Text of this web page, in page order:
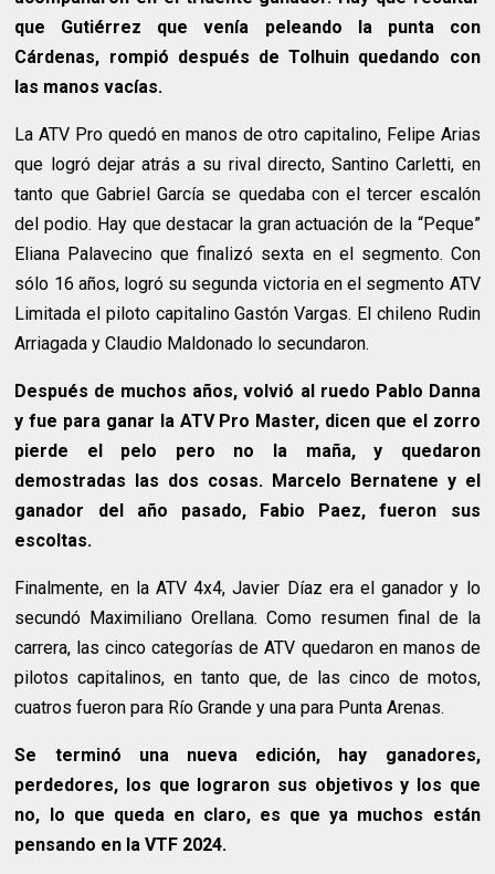
que Gutiérrez que venía peleando la punta con
Cárdenas, rompió después de Tolhuin quedando con
las manos vacías.
La ATV Pro quedó en manos de otro capitalino, Felipe Arias
que logró dejar atrás a su rival directo, Santino Carletti, en
tanto que Gabriel García se quedaba con el tercer escalón
del podio. Hay que destacar la gran actuación de la “Peque”
Eliana Palavecino que finalizó sexta en el segmento. Con
sólo 16 años, logró su segunda victoria en el segmento ATV
Limitada el piloto capitalino Gastón Vargas. El chileno Rudin
Arriagada y Claudio Maldonado lo secundaron.
Después de muchos años, volvió al ruedo Pablo Danna
y fue para ganar la ATV Pro Master, dicen que el zorro
pierde el pelo pero no la maña, y quedaron
demostradas las dos cosas. Marcelo Bernatene y el
ganador del año pasado, Fabio Paez, fueron sus
escoltas.
Finalmente, en la ATV 4x4, Javier Díaz era el ganador y lo
secundó Maximiliano Orellana. Como resumen final de la
carrera, las cinco categorías de ATV quedaron en manos de
pilotos capitalinos, en tanto que, de las cinco de motos,
cuatros fueron para Río Grande y una para Punta Arenas.
Se terminó una nueva edición, hay ganadores,
perdedores, los que lograron sus objetivos y los que
no, lo que queda en claro, es que ya muchos están
pensando en la VTF 2024.